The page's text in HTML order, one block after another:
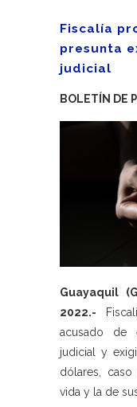
Fiscalía
presunta
judicial
BOLETÍN DE
Guayaquil
2022.-
acusado de
judicial y
dólares,
vida y la de